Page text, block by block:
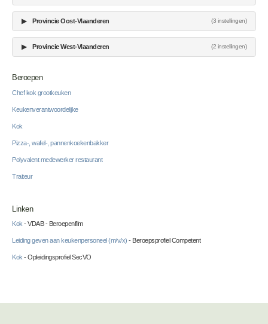
▶ Provincie Oost-Vlaanderen (3 instellingen)
▶ Provincie West-Vlaanderen (2 instellingen)
Beroepen
Chef kok grootkeuken
Keukenverantwoordelijke
Kok
Pizza-, wafel-, pannenkoekenbakker
Polyvalent medewerker restaurant
Traiteur
Linken
Kok - VDAB - Beroepenfilm
Leiding geven aan keukenpersoneel (m/v/x) - Beroepsprofiel Competent
Kok - Opleidingsprofiel SecVO